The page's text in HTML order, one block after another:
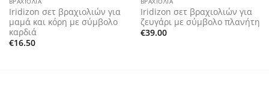
Iridizon σετ βραχιολιών για
μαμά και κόρη με σύμβολο
καρδιά
€16.50
Iridizon σετ βραχιολιών για
ζευγάρι με σύμβολο πλανήτη
€39.00